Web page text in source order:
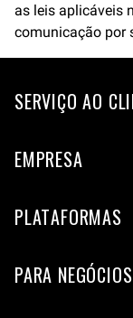
as leis aplicáveis
comunicação por
SERVIÇO AO
EMPRESA
PLATAFORMAS
PARA NEGÓCIOS